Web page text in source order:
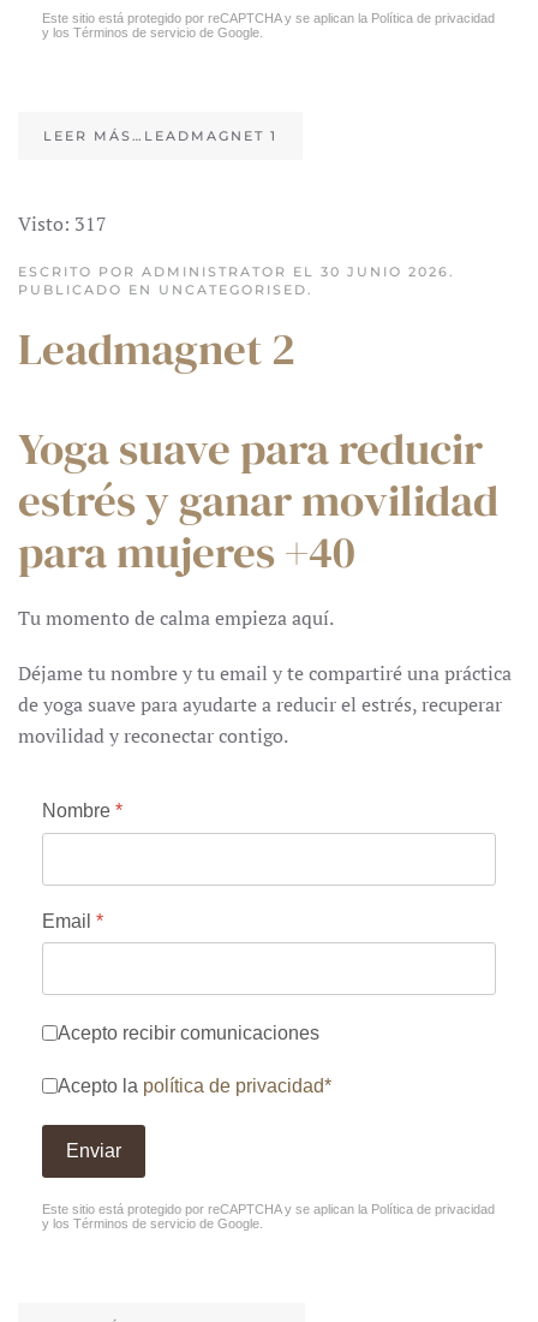
Este sitio está protegido por reCAPTCHA y se aplican la Política de privacidad
y los Términos de servicio de Google.
LEER MÁS…LEADMAGNET 1
Visto: 317
ESCRITO POR ADMINISTRATOR EL 30 JUNIO 2026.
PUBLICADO EN UNCATEGORISED.
Leadmagnet 2
Yoga suave para reducir
estrés y ganar movilidad
para mujeres +40
Tu momento de calma empieza aquí.
Déjame tu nombre y tu email y te compartiré una práctica
de yoga suave para ayudarte a reducir el estrés, recuperar
movilidad y reconectar contigo.
Nombre *
Email *
Comunicación
Acepto recibir comunicaciones
Términos del servicio*
Acepto la política de privacidad*
Enviar
Este sitio está protegido por reCAPTCHA y se aplican la Política de privacidad
y los Términos de servicio de Google.